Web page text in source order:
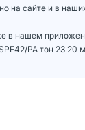
на сайте и в
в нашем
PA тон 23 20